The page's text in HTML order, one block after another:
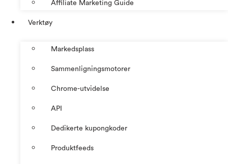
Affiliate Marketing Guide
Verktøy
Markedsplass
Sammenligningsmotorer
Chrome-utvidelse
API
Dedikerte kupongkoder
Produktfeeds